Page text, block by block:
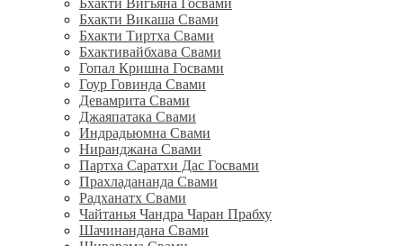
Бхакти Вигьяна Госвами
Бхакти Викаша Свами
Бхакти Тиртха Свами
Бхактивайбхава Свами
Гопал Кришна Госвами
Гоур Говинда Свами
Девамрита Свами
Джаяпатака Свами
Индрадьюмна Свами
Ниранджана Свами
Партха Саратхи Дас Госвами
Прахладананда Свами
Радханатх Свами
Чайтанья Чандра Чаран Прабху
Шачинандана Свами